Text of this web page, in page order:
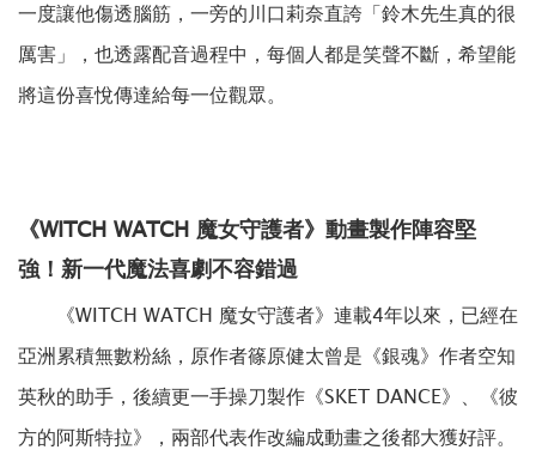
一度讓他傷透腦筋，一旁的川口莉奈直誇「鈴木先生真的很
厲害」，也透露配音過程中，每個人都是笑聲不斷，希望能
將這份喜悅傳達給每一位觀眾。
《WITCH WATCH 魔女守護者》動畫製作陣容堅
強！新一代魔法喜劇不容錯過
《WITCH WATCH 魔女守護者》連載4年以來，已經在
亞洲累積無數粉絲，原作者篠原健太曾是《銀魂》作者空知
英秋的助手，後續更一手操刀製作《SKET DANCE》、《彼
方的阿斯特拉》，兩部代表作改編成動畫之後都大獲好評。